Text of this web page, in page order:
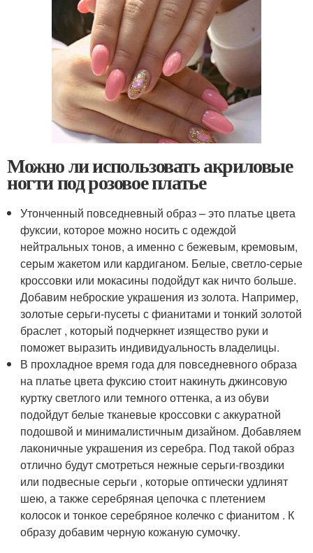
Можно ли использовать акриловые
ногти под розовое платье
Утонченный повседневный образ – это платье цвета
фуксии, которое можно носить с одеждой
нейтральных тонов, а именно с бежевым, кремовым,
серым жакетом или кардиганом. Белые, светло-серые
кроссовки или мокасины подойдут как ничто больше.
Добавим неброские украшения из золота. Например,
золотые серьги-пусеты с фианитами и тонкий золотой
браслет , который подчеркнет изящество руки и
поможет выразить индивидуальность владелицы.
В прохладное время года для повседневного образа
на платье цвета фуксию стоит накинуть джинсовую
куртку светлого или темного оттенка, а из обуви
подойдут белые тканевые кроссовки с аккуратной
подошвой и минималистичным дизайном. Добавляем
лаконичные украшения из серебра. Под такой образ
отлично будут смотреться нежные серьги-гвоздики
или подвесные серьги , которые оптически удлинят
шею, а также серебряная цепочка с плетением
колосок и тонкое серебряное колечко с фианитом . К
образу добавим черную кожаную сумочку.